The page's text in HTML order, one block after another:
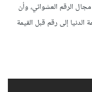
الرقم العشوائي، وأن
إلى رقم قبل القيمة